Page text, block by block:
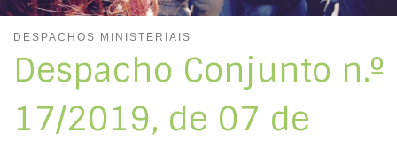
DESPACHOS MINISTERIAIS
Despacho Conjunto n.º
17/2019, de 07 de